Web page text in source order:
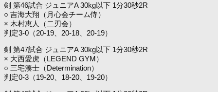
剣 第46試合 ジュニアA 30kg以下 1分30秒2R
○ 吉海大翔（月心会チーム侍）
× 木村恵人（二刃会）
判定3-0（20-19、20-18、20-19）
剣 第47試合 ジュニアA 30kg以下 1分30秒2R
× 大西愛虎（LEGEND GYM）
○ 三宅湊士（Determination）
判定0-3（19-20、18-20、19-20）